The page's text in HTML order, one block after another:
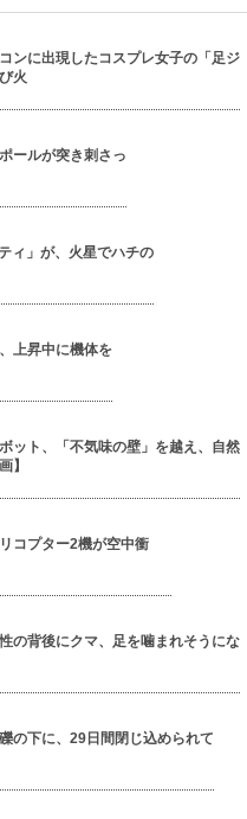
ンに出現したコスプレ女子の「足ジ
火
ールが突き刺さっ
ィ」が、火星でハチの
上昇中に機体を
ット、「不気味の壁」を越え、自然
】
コプター2機が空中衝
の背後にクマ、足を噛まれそうにな
の下に、29日間閉じ込められて